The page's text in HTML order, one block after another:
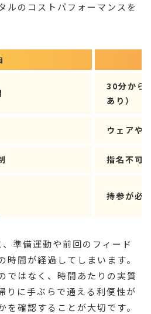
ルのコストパフォーマンスを
30分から
あり）
ウェアや
指名不可
持参が必
準備運動や前回のフィード
時間が経過してしまいます。
ではなく、時間あたりの実質
りに手ぶらで通える利便性が
を確認することが大切です。